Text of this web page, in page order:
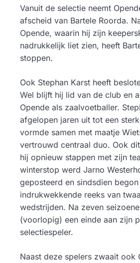
Vanuit de selectie neemt
afscheid van Bartele Roorda.
Opende, waarin hij zijn
nadrukkelijk liet zien, heeft
stoppen.
Ook Stephan Karst heeft
Wel blijft hij lid van de club en
Opende als zaalvoetballer.
afgelopen jaren uit tot een
vormde samen met maatje
vertrouwd centraal duo. Ook
hij opnieuw stappen met zijn
winterstop werd Jarno
geposteerd en sindsdien
indrukwekkende reeks van
wedstrijden. Na zeven
(voorlopig) een einde aan zijn
selectiespeler.
Naast deze spelers zwaait ook